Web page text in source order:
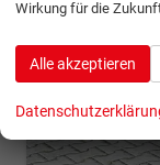
Wirkung für die
Alle akzeptieren